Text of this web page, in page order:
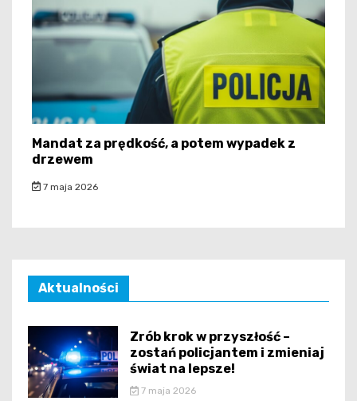
Mandat za prędkość, a potem wypadek z
drzewem
7 maja 2026
Aktualności
Zrób krok w przyszłość –
zostań policjantem i zmieniaj
świat na lepsze!
7 maja 2026